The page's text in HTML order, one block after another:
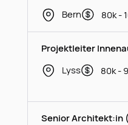
Bern
80k -
Projektleiter
Lyss
80k -
Senior Architekt:in